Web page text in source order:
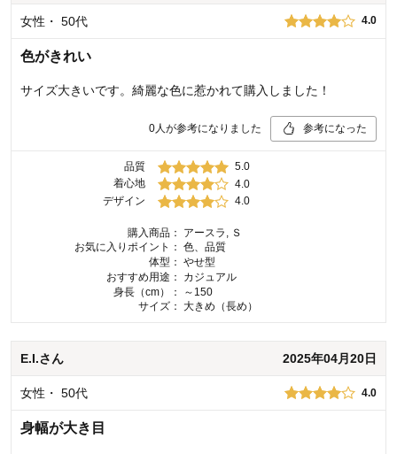
女性 ・ 50代 4.0
色がきれい
サイズ大きいです。綺麗な色に惹かれて購入しました！
0人が参考になりました 参考になった
品質
5.0
着心地
4.0
デザイン
4.0
購入商品：
アースラ, Ｓ
お気に入りポイント： 色、品質
体型： やせ型
おすすめ用途：
カジュアル
身長（cm）：
～150
サイズ：
大きめ（長め）
E.I.さん 2025年04月20日
女性 ・ 50代 4.0
身幅が大き目